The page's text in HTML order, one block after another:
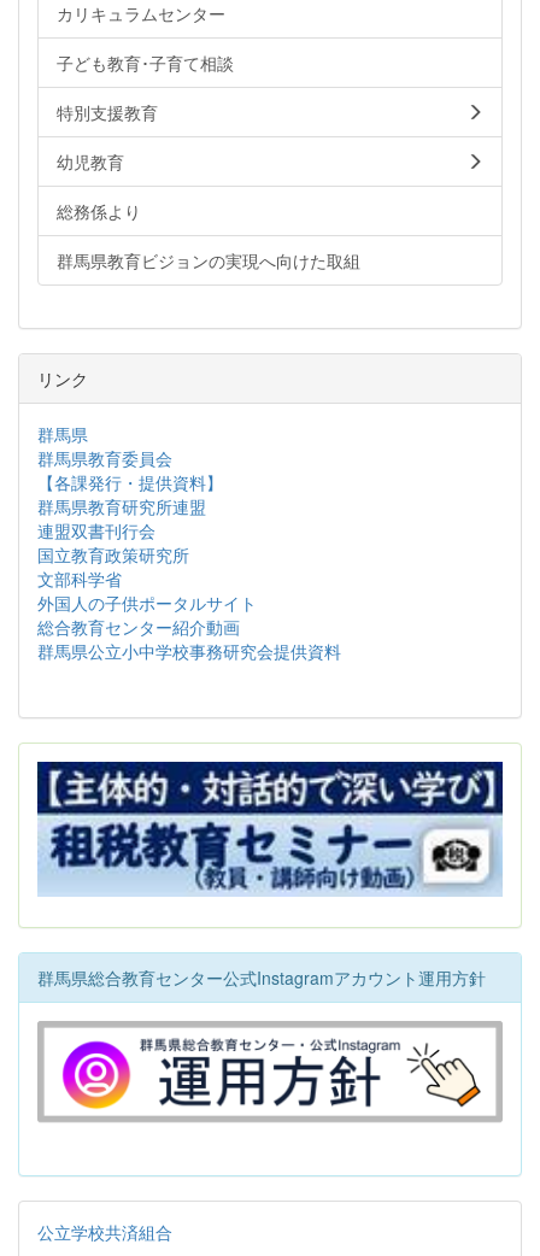
カリキュラムセンター
子ども教育･子育て相談
特別支援教育
幼児教育
総務係より
群馬県教育ビジョンの実現へ向けた取組
リンク
群馬県
群馬県教育委員会
【各課発行・提供資料】
群馬県教育研究所連盟
連盟双書刊行会
国立教育政策研究所
文部科学省
外国人の子供ポータルサイト
総合教育センター紹介動画
群馬県公立小中学校事務研究会提供資料
群馬県総合教育センター公式Instagramアカウント運用方針
公立学校共済組合